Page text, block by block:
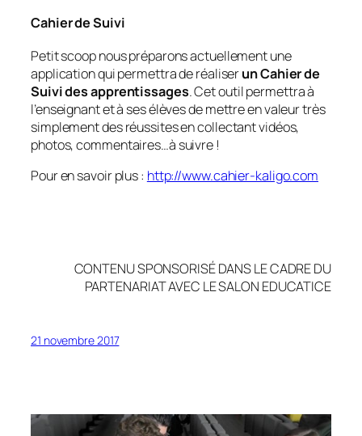
Cahier de Suivi
Petit scoop nous préparons actuellement une
application qui permettra de réaliserun Cahier de
Suivi des apprentissages. Cet outil permettra à
l’enseignant et à ses élèves de mettre en valeur très
simplement des réussites en collectant vidéos,
photos, commentaires…à suivre !
Pour en savoir plus : http://www.cahier-kaligo.com
CONTENU SPONSORISÉ DANS LE CADRE DU
PARTENARIAT AVEC LE SALON EDUCATICE
21 novembre 2017